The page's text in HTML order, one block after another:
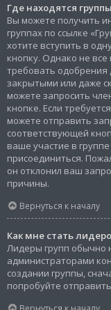
Где находятся
Вы можете получить
группах по ссылке
хотите вступить в
кнопку. Однако не
требовать одобрения
закрытыми или даже
можете запросить
кнопке. Если
можете отправить
соответствующей
ваше участие в
присоединиться.
он отклонил ваш
причины.
Вернуться к началу
Как мне стать
Лидеры групп обычно
администраторами
создании группы,
попробуйте